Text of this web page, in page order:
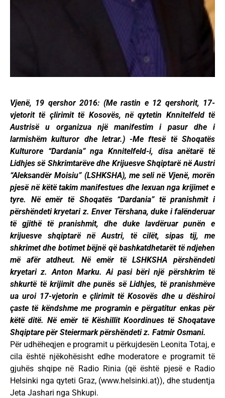
Vjenë, 19 qershor 2016: (Me rastin e 12 qershorit, 17-
vjetorit të çlirimit të Kosovës, në qytetin Knnitelfeld të
Austrisë u organizua një manifestim i pasur dhe i
larmishëm kulturor dhe letrar.) -Me ftesë të Shoqatës
Kulturore “Dardania” nga Knnitelfeld-i, disa anëtarë të
Lidhjes së Shkrimtarëve dhe Krijuesve Shqiptarë në Austri
“Aleksandër Moisiu” (LSHKSHA), me seli në Vjenë, morën
pjesë në këtë takim manifestues dhe lexuan nga krijimet e
tyre. Në emër të Shoqatës “Dardania” të pranishmit i
përshëndeti kryetari z. Enver Tërshana, duke i falënderuar
të gjithë të pranishmit, dhe duke lavdëruar punën e
krijuesve shqiptarë në Austri, të cilët, sipas tij, me
shkrimet dhe botimet bëjnë që bashkatdhetarët të ndjehen
më afër atdheut. Në emër të LSHKSHA përshëndeti
kryetari z. Anton Marku. Ai pasi bëri një përshkrim të
shkurtë të krijimit dhe punës së Lidhjes, të pranishmëve
ua uroi 17-vjetorin e çlirimit të Kosovës dhe u dëshiroi
çaste të këndshme me programin e përgatitur enkas për
këtë ditë. Në emër të Këshillit Koordinues të Shoqatave
Shqiptare për Steiermark përshëndeti z. Fatmir Osmani.
Për udhëheqjen e programit u përkujdesën Leonita Totaj, e
cila është njëkohësisht edhe moderatore e programit të
gjuhës shqipe në Radio Rinia (që është pjesë e Radio
Helsinki nga qyteti Graz, (www.helsinki.at)), dhe studentja
Jeta Jashari nga Shkupi.